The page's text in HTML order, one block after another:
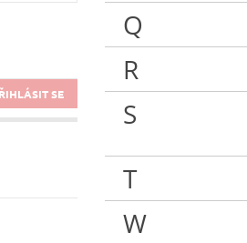
Q
R
S
T
W